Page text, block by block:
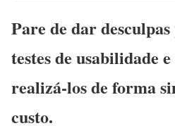
Pare de dar
testes de usabilidade
realizá-los de forma
custo.